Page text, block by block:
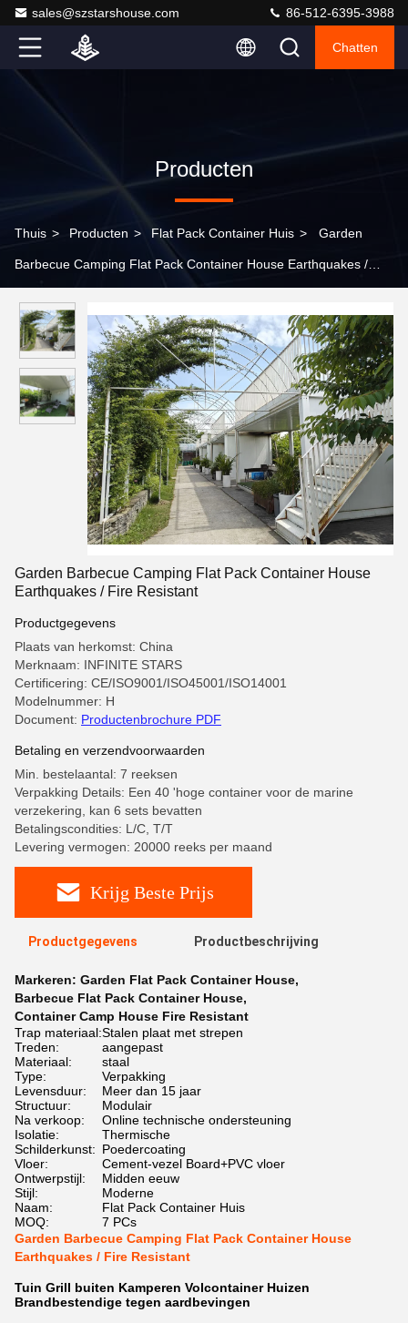
sales@szstarshouse.com 86-512-6395-3988
Chatten
Producten
Thuis > Producten > Flat Pack Container Huis > Garden
Barbecue Camping Flat Pack Container House Earthquakes /
Garden Barbecue Camping Flat Pack Container House
Earthquakes / Fire Resistant
Productgegevens
Plaats van herkomst: China
Merknaam: INFINITE STARS
Certificering: CE/ISO9001/ISO45001/ISO14001
Modelnummer: H
Document: Productenbrochure PDF
Betaling en verzendvoorwaarden
Min. bestelaantal: 7 reeksen
Verpakking Details: Een 40 'hoge container voor de marine
verzekering, kan 6 sets bevatten
Betalingscondities: L/C, T/T
Levering vermogen: 20000 reeks per maand
Krijg Beste Prijs
Productgegevens Productbeschrijving
Markeren: Garden Flat Pack Container House,
Barbecue Flat Pack Container House,
Container Camp House Fire Resistant
Trap materiaal:Stalen plaat met strepen
Treden:
aangepast
Materiaal:
staal
Type:
Verpakking
Levensduur:
Meer dan 15 jaar
Structuur:
Modulair
Na verkoop:
Online technische ondersteuning
Isolatie:
Thermische
Schilderkunst: Poedercoating
Vloer:
Cement-vezel Board+PVC vloer
Ontwerpstijl:
Midden eeuw
Stijl:
Moderne
Naam:
Flat Pack Container Huis
MOQ:
7 PCs
Garden Barbecue Camping Flat Pack Container House
Earthquakes / Fire Resistant
Tuin Grill buiten Kamperen Volcontainer Huizen
Brandbestendige tegen aardbevingen